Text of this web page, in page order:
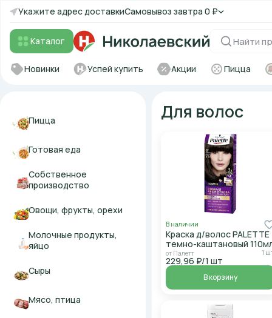
Укажите адрес доставкиСамовывоз завтра 0 ₽
Каталог
Новинки Успей купить Акции Пицца
Пицца
Готовая еда
Собственное
производство
Овощи, фрукты, орехи
Молочные продукты,
яйцо
Сыры
Мясо, птица
Для волос
В наличии
Краска д/волос PALETTE
темно-каштановый
от Палетт 1
229,96 ₽/1 шт
В корзину